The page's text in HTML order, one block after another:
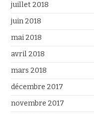
juillet 2018
juin 2018
mai 2018
avril 2018
mars 2018
décembre 2017
novembre 2017